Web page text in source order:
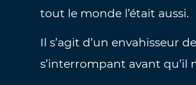
tout le monde l’était aussi.
Il s’agit d’un envahisseur
s’interrompant avant qu’il